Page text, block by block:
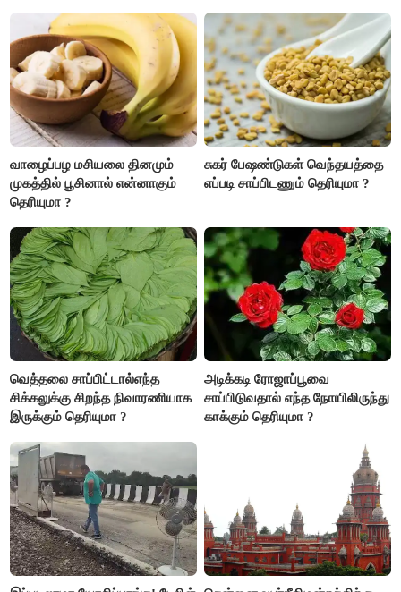
இருக்கும். ஆன்மீக எண்ணம்
அதிகரிக்கும்..!
வாழைப்பழ மசியலை தினமும்
முகத்தில் பூசினால் என்னாகும்
தெரியுமா ?
சுகர் பேஷண்டுகள் வெந்தயத்தை
எப்படி சாப்பிடணும் தெரியுமா ?
வெத்தலை சாப்பிட்டால்எந்த
சிக்கலுக்கு சிறந்த நிவாரணியாக
இருக்கும் தெரியுமா ?
அடிக்கடி ரோஜாப்பூவை
சாப்பிடுவதால் எந்த நோயிலிருந்து
காக்கும் தெரியுமா ?